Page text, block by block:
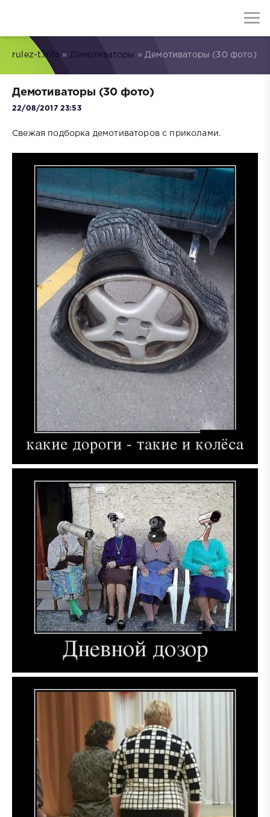
rulez-t.info » Демотиваторы » Демотиваторы (30 фото)
Демотиваторы (30 фото)
22/08/2017 23:53
Свежая подборка демотиваторов с приколами.